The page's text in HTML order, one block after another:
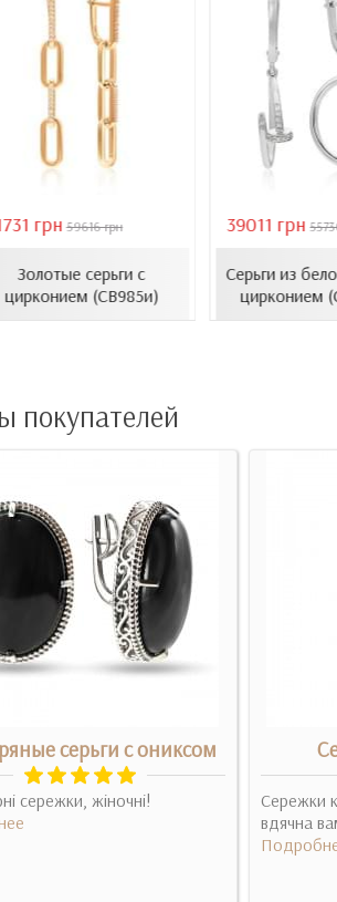
грн 59616 грн
Золотые серьги с
цирконием (СВ985и)
39011 грн
Серьги из
цирконием
покупателей
серьги с ониксом
сережки, жіночні!
Сережки
вдячна